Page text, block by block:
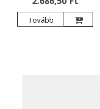
Tovább